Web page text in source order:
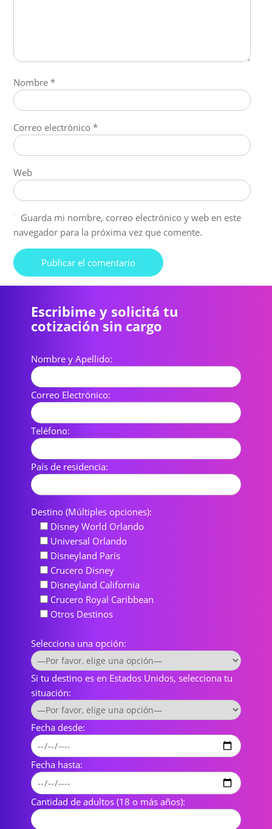
Nombre*
Correo electrónico*
Web
Guarda mi nombre, correo electrónico y web en este
navegador para la próxima vez que comente.
Escribime y solicitá tu
cotización sin cargo
Nombre y Apellido:
Correo Electrónico:
Teléfono:
País de residencia:
Destino (Múltiples opciones):
Disney World Orlando
Universal Orlando
Disneyland París
Crucero Disney
Disneyland California
Crucero Royal Caribbean
Otros Destinos
Selecciona una opción:
Si tu destino es en Estados Unidos, selecciona tu
situación:
Fecha desde:
Fecha hasta:
Cantidad de adultos (18 o más años):